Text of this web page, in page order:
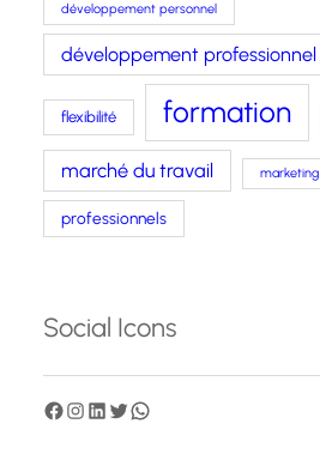
développement personnel
développement professionnel
flexibilité formation
marché du travail marketing
professionnels
Social Icons
F I
L T W